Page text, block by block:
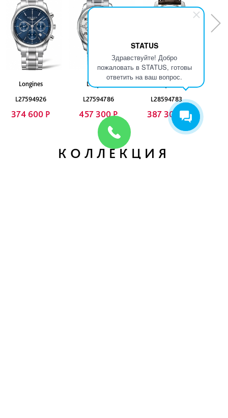
STATUS
Здравствуйте! Добро
пожаловать в STATUS, готовы
ответить на ваш вопрос.
Longines
L27594926
374 600 Р
Longines
L27594786
457 300 Р
L28594783
387 300 Р
КОЛЛЕКЦИЯ